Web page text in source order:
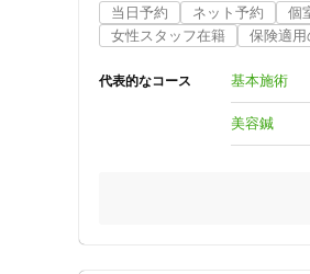
当日予約
ネット予約 個
女性スタッフ在籍
保険適
代表的なコース 基本施術
美容鍼